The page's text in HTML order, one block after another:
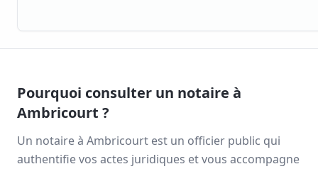
Pourquoi consulter un notaire à
Ambricourt ?
Un notaire à Ambricourt est un officier public qui
authentifie vos actes juridiques et vous accompagne